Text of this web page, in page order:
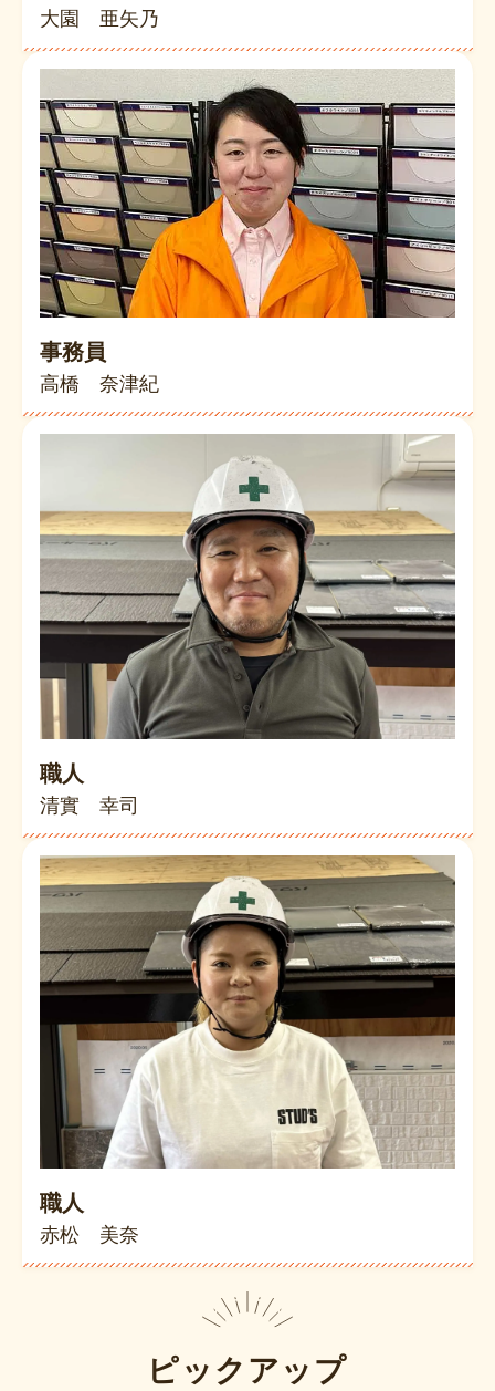
大園 亜矢乃
事務員
高橋 奈津紀
職人
清實 幸司
職人
赤松 美奈
ピックアップ